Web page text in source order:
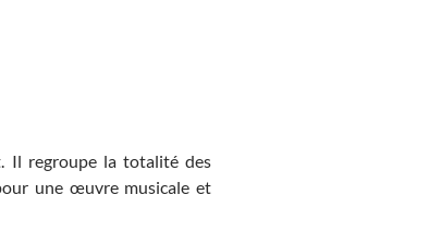
Il regroupe la totalité des
une œuvre musicale et